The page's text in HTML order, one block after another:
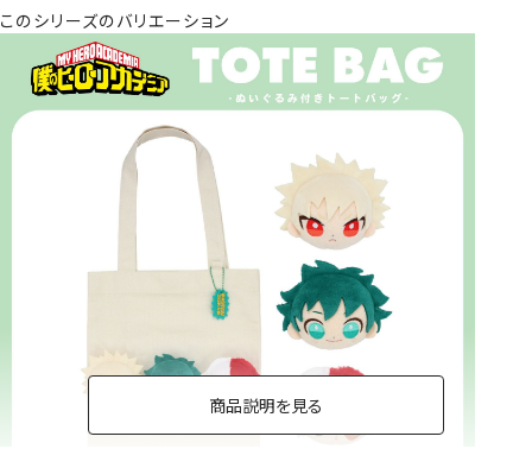
このシリーズのバリエーション
商品説明を見る